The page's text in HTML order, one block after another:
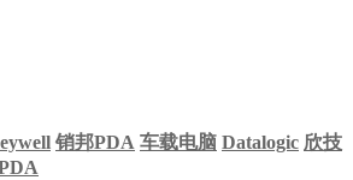
销邦PDA 车载电脑 Datalogic 欣技